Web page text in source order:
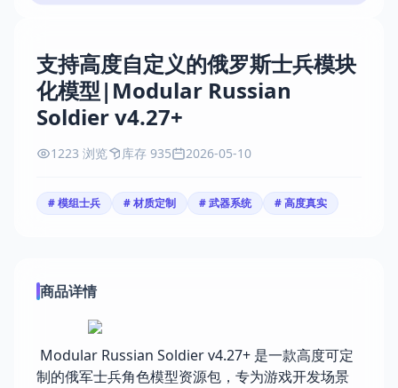
支持高度自定义的俄罗斯士兵模块
化模型|Modular Russian
Soldier v4.27+
1223 浏览 库存 935 2026-05-10
# 模组士兵 # 材质定制 # 武器系统 # 高度真实
商品详情
Modular Russian Soldier v4.27+ 是一款高度可定
制的俄军士兵角色模型资源包，专为游戏开发场景